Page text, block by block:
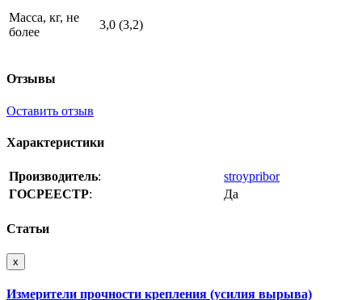
Масса, кг, не
более
3,0 (3,2)
Отзывы
Оставить отзыв
Характеристики
Производитель:
stroypribor
ГОСРЕЕСТР: Да
Статьи
x
Измерители прочности крепления (усилия вырыва)